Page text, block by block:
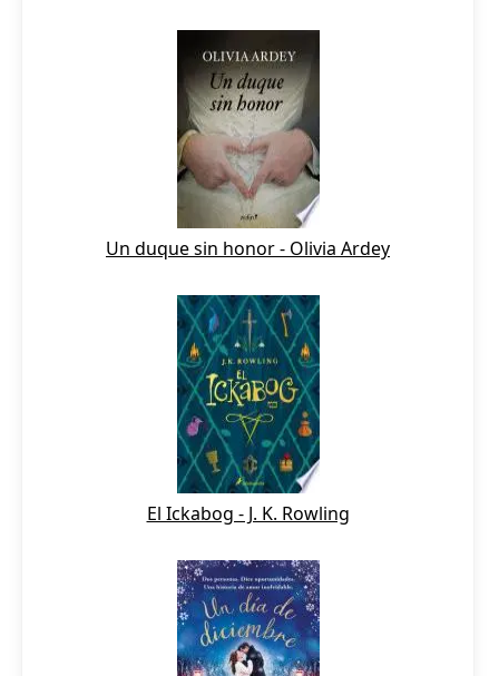
Un duque sin honor - Olivia Ardey
El Ickabog - J. K. Rowling